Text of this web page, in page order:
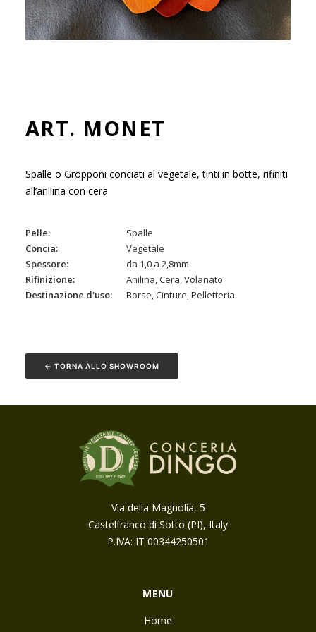
ART. MONET
Spalle o Gropponi conciati al vegetale, tinti in botte, rifiniti
all’anilina con cera
Pelle
Spalle
Concia
Vegetale
Spessore
da 1,0 a 2,8mm
Rifinizione
Anilina, Cera, Volanato
Destinazione d'uso
Borse, Cinture, Pelletteria
← TORNA ALLO SHOWROOM
Via della Magnolia, 5
Castelfranco di Sotto (PI), Italy
P.IVA: IT 00344250501
MENU
Home